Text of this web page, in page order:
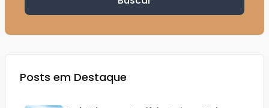
Posts em Destaque